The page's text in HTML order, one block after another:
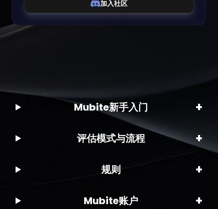
Mubite新手入门 +
评估模式与流程 +
规则 +
Mubite账户 +
加入社区